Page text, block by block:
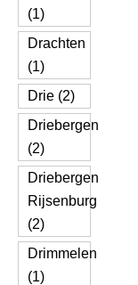
(1)
Drachten
(1)
Drie (2)
Driebergen
(2)
Driebergen
Rijsenburg
(2)
Drimmelen
(1)